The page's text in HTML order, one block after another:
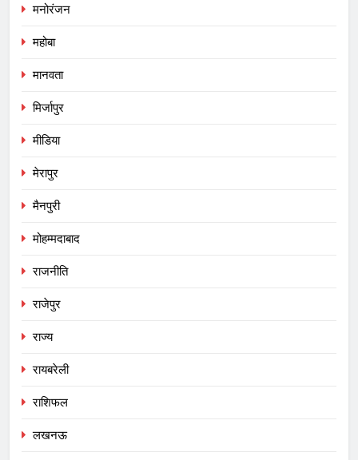
मनोरंजन
महोबा
मानवता
मिर्जापुर
मीडिया
मेरापुर
मैनपुरी
मोहम्मदाबाद
राजनीति
राजेपुर
राज्य
रायबरेली
राशिफल
लखनऊ